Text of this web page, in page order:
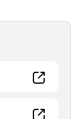
nouvelle
nouvelle